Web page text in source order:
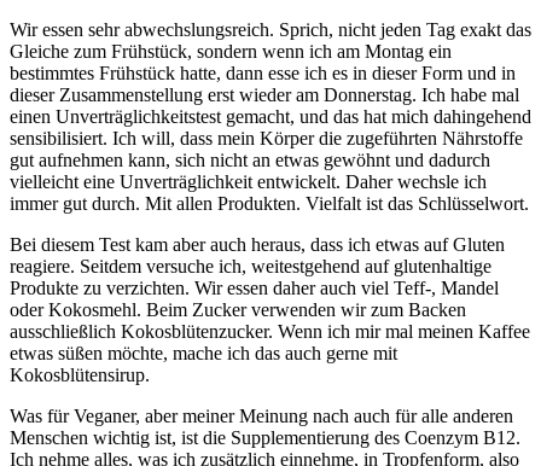
Wir essen sehr abwechslungsreich. Sprich, nicht jeden Tag exakt das
Gleiche zum Frühstück, sondern wenn ich am Montag ein
bestimmtes Frühstück hatte, dann esse ich es in dieser Form und in
dieser Zusammenstellung erst wieder am Donnerstag. Ich habe mal
einen Unverträglichkeitstest gemacht, und das hat mich dahingehend
sensibilisiert. Ich will, dass mein Körper die zugeführten Nährstoffe
gut aufnehmen kann, sich nicht an etwas gewöhnt und dadurch
vielleicht eine Unverträglichkeit entwickelt. Daher wechsle ich
immer gut durch. Mit allen Produkten. Vielfalt ist das Schlüsselwort.
Bei diesem Test kam aber auch heraus, dass ich etwas auf Gluten
reagiere. Seitdem versuche ich, weitestgehend auf glutenhaltige
Produkte zu verzichten. Wir essen daher auch viel Teff-, Mandel
oder Kokosmehl. Beim Zucker verwenden wir zum Backen
ausschließlich Kokosblütenzucker. Wenn ich mir mal meinen Kaffee
etwas süßen möchte, mache ich das auch gerne mit
Kokosblütensirup.
Was für Veganer, aber meiner Meinung nach auch für alle anderen
Menschen wichtig ist, ist die Supplementierung des Coenzym B12.
Ich nehme alles, was ich zusätzlich einnehme, in Tropfenform, also